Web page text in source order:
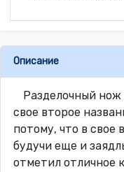
Описание
Разделочный
свое второе
потому, что в свое
будучи еще и
отметил отличное